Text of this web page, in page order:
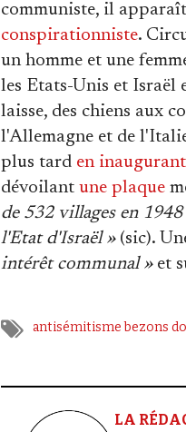
communiste, il
conspirationniste.
un homme et une
les Etats-Unis et Israël
laisse, des chiens aux
l'Allemagne et de
plus tard en
dévoilant une plaque
de 532 villages en
l'Etat d'Israël »(sic).
intérêt communal »et
antisémitisme bezons
LA